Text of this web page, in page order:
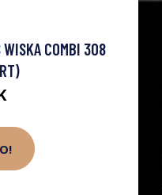
WISKA COMBI 308